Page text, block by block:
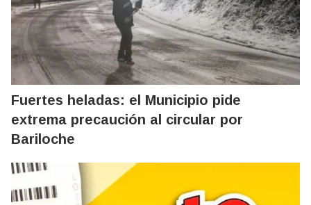
Fuertes heladas: el Municipio pide
extrema precaución al circular por
Bariloche